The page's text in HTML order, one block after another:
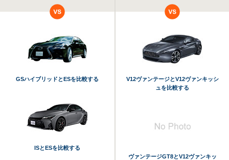
GSハイブリッドとESを比較する
ISとESを比較する
V12ヴァンテージとV12ヴァンキッシ
ュを比較する
ヴァンテージGT8とV12ヴァンキッ